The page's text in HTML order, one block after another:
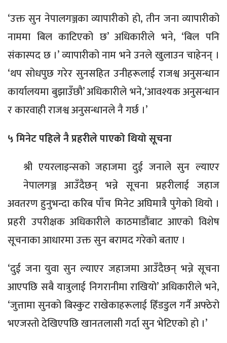
‘उक्त सुन नेपालगञ्जका व्यापारीको हो, तीन जना व्यापारीको
नाममा बिल काटिएको छ’ अधिकारीले भने, ‘बिल पनि
संकास्पद छ ।’ व्यापारीको नाम भने उनले खुलाउन चाहेनन् ।
‘थप सोधपुछ गरेर सुनसहित उनीहरूलाई राजश्व अनुसन्धान
कार्यालयमा बुझाउँछौ’ अधिकारीले भने,‘आवश्यक अनुसन्धान
र कारवाही राजश्व अनुसन्धानले नै गर्छ ।’
५ मिनेट पहिले नै प्रहरीले पाएको थियो सूचना
श्री एयरलाइन्सको जहाजमा दुई जनाले सुन ल्याएर
नेपालगञ्ज आउँदैछन् भन्ने सूचना प्रहरीलाई जहाज
अवतरण हुनुभन्दा करिब पाँच मिनेट अघिमात्रै पुगेको थियो ।
प्रहरी उपरीक्षक अधिकारीले काठमाडौंबाट आएको विशेष
सूचनाका आधारमा उक्त सुन बरामद गरेको बताए ।
‘दुई जना युवा सुन ल्याएर जहाजमा आउँदैछन् भन्ने सूचना
आएपछि सबै यात्रुलाई निगरानीमा राखियो’ अधिकारीले भने,
‘जुत्तामा सुनको बिस्कुट राखेकाहरूलाई हिँडडुल गर्नै अफ्ठेरो
भएजस्तो देखिएपछि खानतलासी गर्दा सुन भेटिएको हो ।’